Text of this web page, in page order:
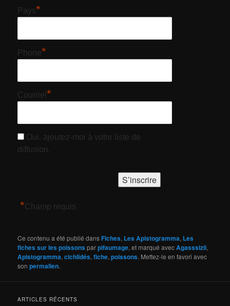
Pays*
Phone*
Courriel*
Oui, ajoutez-moi à votre liste de
diffusion.
*Champ requis
Ce contenu a été publié dansFiches, Les Apistogramma, Les
fiches sur les poissonsparpifaumage, et marqué avecAgasssizii,
Apistogramma,cichlidés,fiche,poissons. Mettez-le en favori avec
sonpermalien.
ARTICLES RÉCENTS